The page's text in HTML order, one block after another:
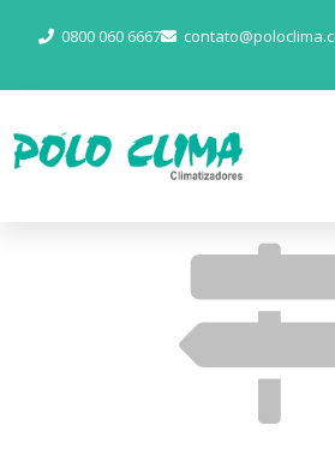
0800 060 6667